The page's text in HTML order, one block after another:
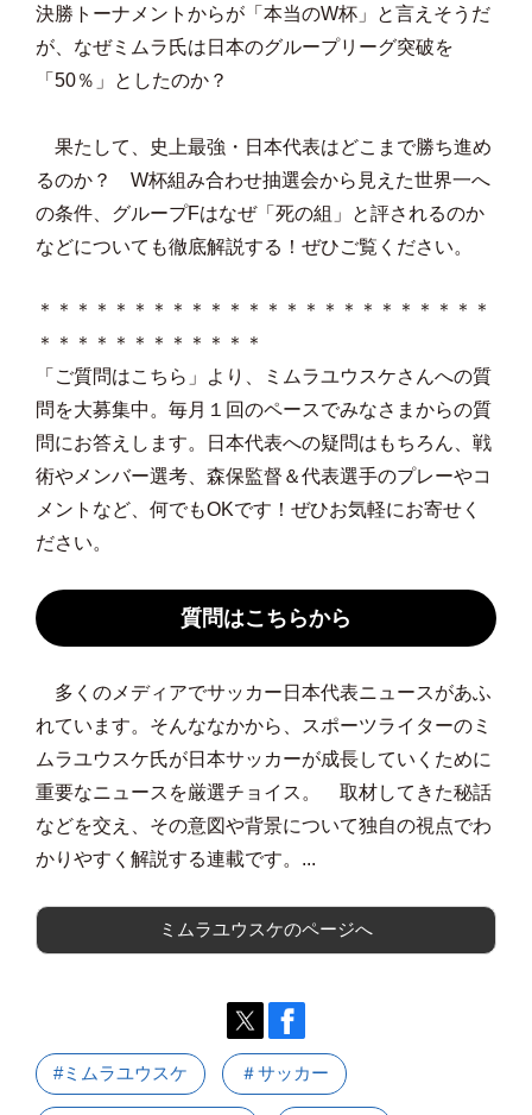
決勝トーナメントからが「本当のW杯」と言えそうだ
が、なぜミムラ氏は日本のグループリーグ突破を
「50％」としたのか？
果たして、史上最強・日本代表はどこまで勝ち進め
るのか？ W杯組み合わせ抽選会から見えた世界一へ
の条件、グループFはなぜ「死の組」と評されるのか
などについても徹底解説する！ぜひご覧ください。
＊＊＊＊＊＊＊＊＊＊＊＊＊＊＊＊＊＊＊＊＊＊＊＊
＊＊＊＊＊＊＊＊＊＊＊＊
「ご質問はこちら」より、ミムラユウスケさんへの質
問を大募集中。毎月１回のペースでみなさまからの質
問にお答えします。日本代表への疑問はもちろん、戦
術やメンバー選考、森保監督＆代表選手のプレーやコ
メントなど、何でもOKです！ぜひお気軽にお寄せく
ださい。
質問はこちらから
多くのメディアでサッカー日本代表ニュースがあふ
れています。そんななかから、スポーツライターのミ
ムラユウスケ氏が日本サッカーが成長していくために
重要なニュースを厳選チョイス。 取材してきた秘話
などを交え、その意図や背景について独自の視点でわ
かりやすく解説する連載です。...
ミムラユウスケのページへ
#ミムラユウスケ ＃サッカー